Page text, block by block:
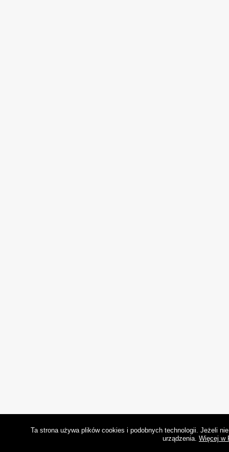
Ta strona używa plików cookies i podobnych technologii. Jeżeli
urządzenia. Więcej w